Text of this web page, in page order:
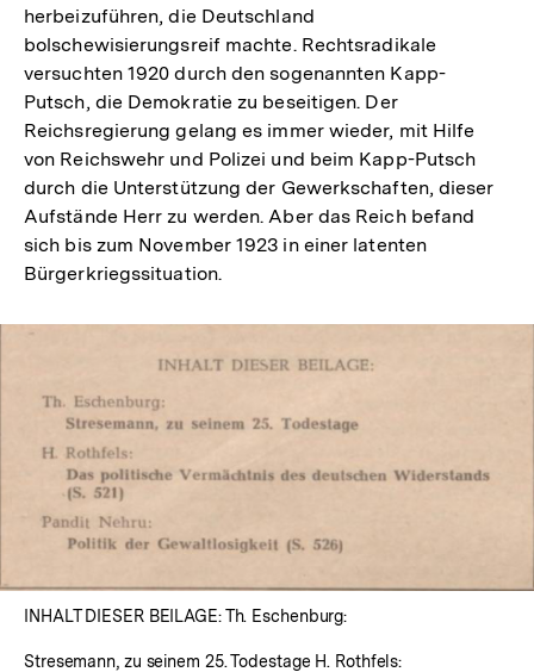
herbeizuführen, die Deutschland
bolschewisierungsreif machte. Rechtsradikale
versuchten 1920 durch den sogenannten Kapp-
Putsch, die Demokratie zu beseitigen. Der
Reichsregierung gelang es immer wieder, mit Hilfe
von Reichswehr und Polizei und beim Kapp-Putsch
durch die Unterstützung der Gewerkschaften, dieser
Aufstände Herr zu werden. Aber das Reich befand
sich bis zum November 1923 in einer latenten
Bürgerkriegssituation.
In
Lightbox
INHALT DIESER BEILAGE: Th. Eschenburg:
Stresemann, zu seinem 25. Todestage H. Rothfels: